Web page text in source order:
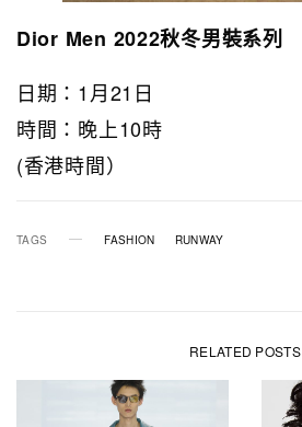
Dior Men 2022秋冬男裝系列
日期：1月21日
時間：晚上10時
(香港時間）
TAGS FASHION RUNWAY
RELATED POSTS